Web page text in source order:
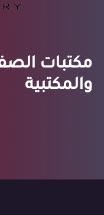
مكتبات
والمكتبية